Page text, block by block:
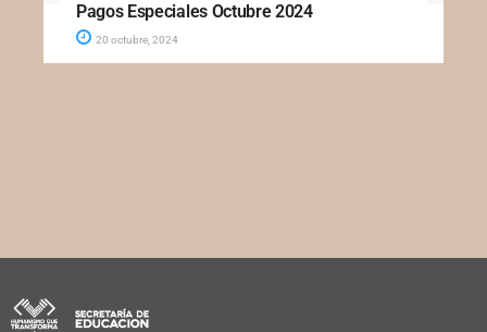
Pagos Especiales Octubre 2024
20 octubre, 2024